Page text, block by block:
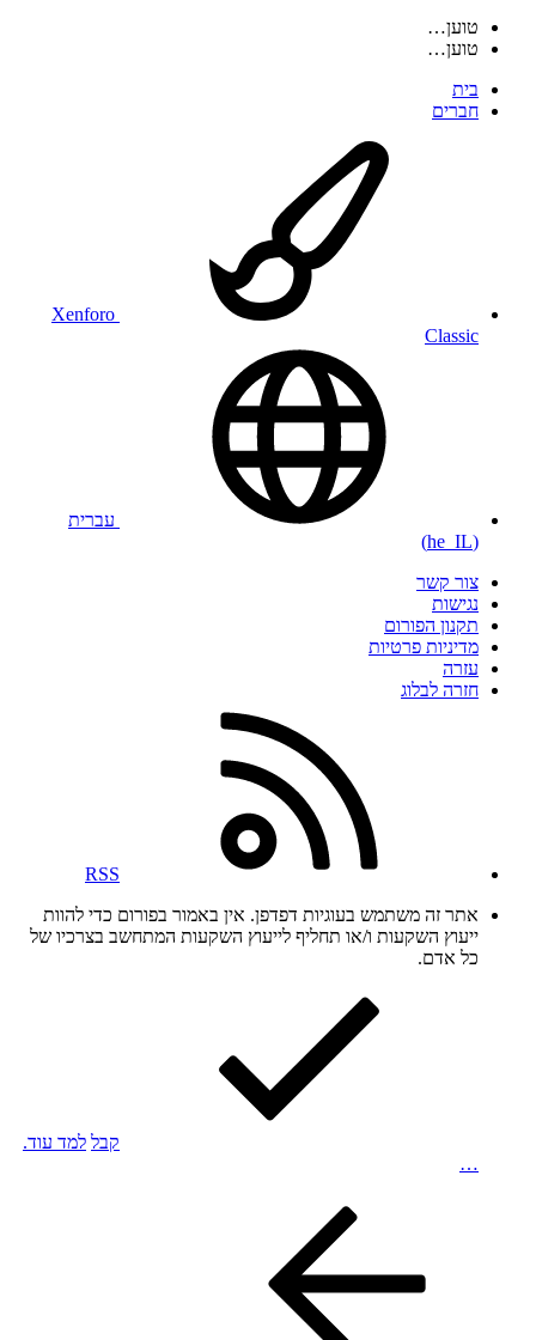
טוען…
טוען…
בית
חברים
Xenforo
Classic
עברית
(he_IL)
צור קשר
נגישות
תקנון הפורום
מדיניות פרטיות
עזרה
חזרה לבלוג
RSS
אתר זה משתמש בעוגיות דפדפן. אין באמור בפורום כדי להוות
ייעוץ השקעות ו/או תחליף לייעוץ השקעות המתחשב בצרכיו של
כל אדם.
קבל למד עוד.
…